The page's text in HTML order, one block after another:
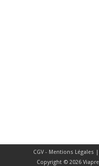
CGV - Mentions Légales
Copyright © 2026